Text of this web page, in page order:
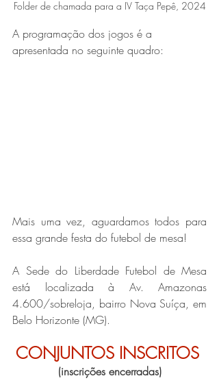
Folder de chamada para a IV Taça Pepê, 2024
A programação dos jogos é a
apresentada no seguinte quadro:
Mais uma vez, aguardamos todos para
essa grande festa do futebol de mesa!
A Sede do Liberdade Futebol de Mesa
está localizada à Av. Amazonas
4.600/sobreloja, bairro Nova Suíça, em
Belo Horizonte (MG).
CONJUNTOS INSCRITOS
(inscrições encerradas)